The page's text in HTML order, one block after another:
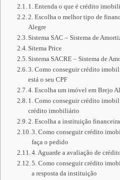
1. Entenda o que é crédito
2. Escolha o melhor tipo de
Alegre
Sistema SAC – Sistema de
Sitema Price
Sistema SACRE – Sistema de
3. Como conseguir crédito
está o seu CPF
4. Escolha um imóvel em Brejo
1. Como conseguir crédito
crédito imobiliário
2. Escolha a instituição
3. Como conseguir crédito
faça o pedido
4. Aguarde a avaliação de
5. Como conseguir crédito
a resposta da instituição